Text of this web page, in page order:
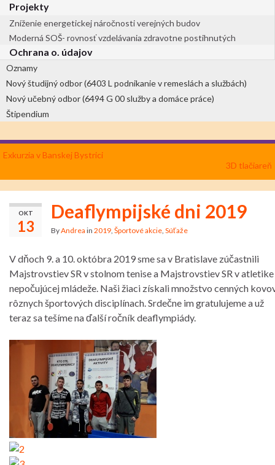
Projekty
Zníženie energetickej náročnosti verejných budov
Moderná SOŠ- rovnosť vzdelávania zdravotne postihnutých
Ochrana o. údajov
Oznamy
Nový študijný odbor (6403 L podnikanie v remeslách a službách)
Nový učebný odbor (6494 G 00 služby a domáce práce)
Štipendium
Exkurzia v Banskej Bystrici
3D tlačiareň
OKT
13
Deaflympijské dni 2019
ByAndrea in 2019, Športové akcie, Súťaže
V dňoch 9. a 10. októbra 2019 sme sa v Bratislave zúčastnili
Majstrovstiev SR v stolnom tenise a Majstrovstiev SR v atletike
nepočujúcej mládeže. Naši žiaci získali množstvo cenných
rôznych športových disciplínach. Srdečne im gratulujeme a už
teraz sa tešíme na ďalší ročník deaflympiády.